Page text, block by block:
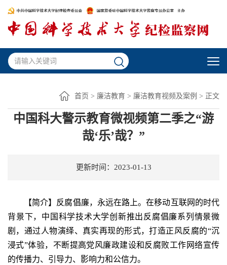
首页 > 廉洁教育 > 廉洁教育视频及案例 > 正文
中国科大警示教育微视频第二季之“游
哉‘乐’哉？”
更新时间：2023-01-13
【简介】反腐倡廉，永远在路上。在移动互联网的时代
背景下，中国科学技术大学创新推出反腐倡廉系列情景微
剧，通过人物演绎、真实再现的形式，打造正风反腐的“沉
浸式”体验，不断提高党风廉政建设和反腐败工作网络宣传
的传播力、引导力、影响力和公信力。